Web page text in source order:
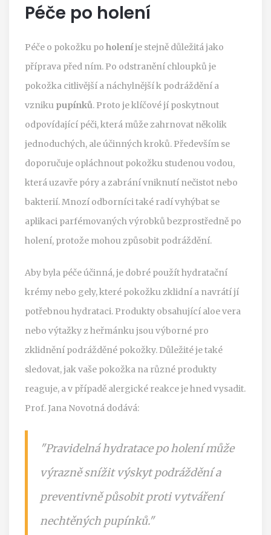
Péče po holení
Péče o pokožku po holeníje stejně důležitá jako
příprava před ním. Po odstranění chloupků je
pokožka citlivější a náchylnější k podráždění a
vzniku pupínků. Proto je klíčové jí poskytnout
odpovídající péči, která může zahrnovat několik
jednoduchých, ale účinných kroků. Především se
doporučuje opláchnout pokožku studenou vodou,
která uzavře póry a zabrání vniknutí nečistot nebo
bakterií. Mnozí odborníci také radí vyhýbat se
aplikaci parfémovaných výrobků bezprostředně po
holení, protože mohou způsobit podráždění.
Aby byla péče účinná, je dobré použít hydratační
krémy nebo gely, které pokožku zklidní a navrátí jí
potřebnou hydrataci. Produkty obsahující aloe vera
nebo výtažky z heřmánku jsou výborné pro
zklidnění podrážděné pokožky. Důležité je také
sledovat, jak vaše pokožka na různé produkty
reaguje, a v případě alergické reakce je hned vysadit.
Prof. Jana Novotná dodává:
"Pravidelná hydratace po holení může
výrazně snížit výskyt podráždění a
preventivně působit proti vytváření
nechtěných pupínků."